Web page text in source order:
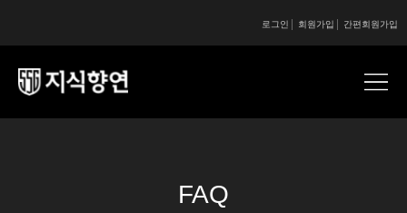
간편회원가입
회원가입
로그인
FAQ